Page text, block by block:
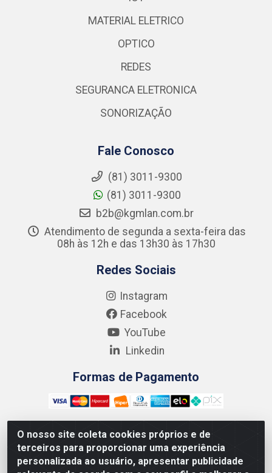
O nosso site coleta cookies próprios e de
terceiros para proporcionar uma experiência
personalizada ao usuário, apresentar publicidade
MATERIAL ELETRICO
OPTICO
REDES
SEGURANCA ELETRONICA
SONORIZAÇÃO
Fale Conosco
(81) 3011-9300
(81) 3011-9300
b2b@kgmlan.com.br
Atendimento de segunda a sexta-feira das
08h às 12h e das 13h30 às 17h30
Redes Sociais
Instagram
Facebook
YouTube
Linkedin
Formas de Pagamento
Kgmlan Distribuidora LTDA - CNPJ 18.217.682/0001-54 -
Rua Pedro de Barros Cavalcante, 58 - Bultrins, Olinda/PE